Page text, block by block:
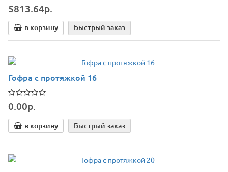
5813.64р.
в корзину Быстрый заказ
Гофра с протяжкой 16
0.00р.
в корзину Быстрый заказ